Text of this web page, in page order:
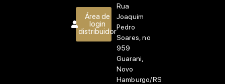
Área de
login
distribuidor
Rua
Joaquim
Pedro
Soares, no
959
Guarani,
Novo
Hamburgo/RS